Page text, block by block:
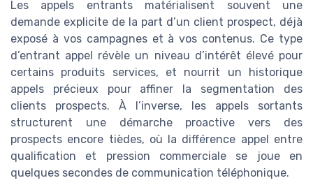
Les appels entrants matérialisent souvent une
demande explicite de la part d’un client prospect, déjà
exposé à vos campagnes et à vos contenus. Ce type
d’entrant appel révèle un niveau d’intérêt élevé pour
certains produits services, et nourrit un historique
appels précieux pour affiner la segmentation des
clients prospects. À l’inverse, les appels sortants
structurent une démarche proactive vers des
prospects encore tièdes, où la différence appel entre
qualification et pression commerciale se joue en
quelques secondes de communication téléphonique.